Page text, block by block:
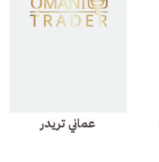
عماني تريدر